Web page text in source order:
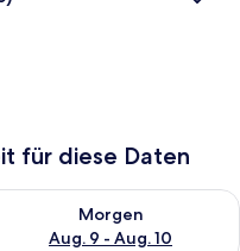
für diese Daten
Nacht, Aug. 8 - Aug. 9.
Morgen
Aug. 9 - Aug. 10
die Verfügbarkeit